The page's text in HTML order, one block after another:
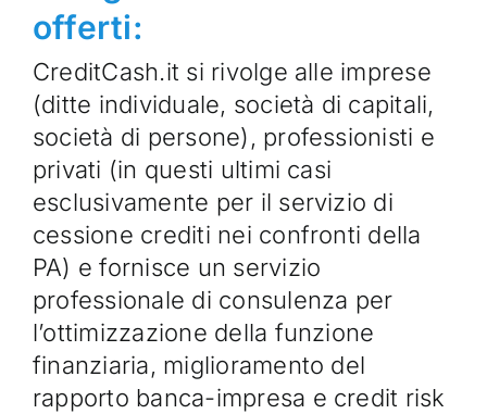
offerti:
CreditCash.it si rivolge alle imprese
(ditte individuale, società di capitali,
società di persone), professionisti e
privati (in questi ultimi casi
esclusivamente per il servizio di
cessione crediti nei confronti della
PA) e fornisce un servizio
professionale di consulenza per
l’ottimizzazione della funzione
finanziaria, miglioramento del
rapporto banca-impresa e credit risk